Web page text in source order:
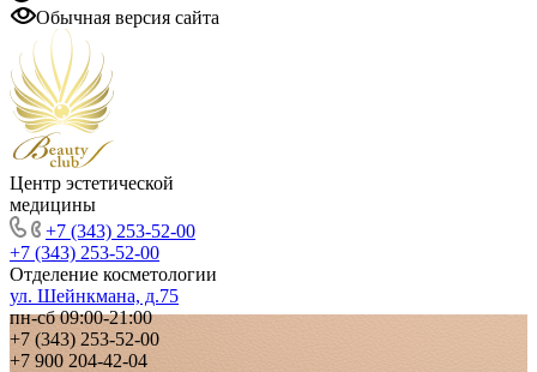
Обычная версия сайта
Центр эстетической
медицины
+7 (343) 253-52-00
+7 (343) 253-52-00
Отделение косметологии
ул. Шейнкмана, д.75
пн-сб 09:00-21:00
+7 (343) 253-52-00
+7 900 204-42-04